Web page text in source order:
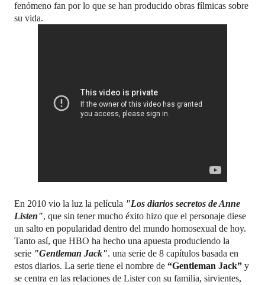
fenómeno fan por lo que se han producido obras fílmicas sobre
su vida.
En 2010 vio la luz la película "Los diarios secretos de Anne
Listen", que sin tener mucho éxito hizo que el personaje diese
un salto en popularidad dentro del mundo homosexual de hoy.
Tanto así, que HBO ha hecho una apuesta produciendo la
serie "Gentleman Jack". una serie de 8 capítulos basada en
estos diarios. La serie tiene el nombre de “Gentleman Jack” y
se centra en las relaciones de Lister con su familia, sirvientes,